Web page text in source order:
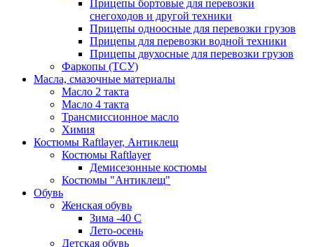
Прицепы бортовые для перевозки
снегоходов и другой техники
Прицепы одноосные для перевозки грузов
Прицепы для перевозки водной техники
Прицепы двухосные для перевозки грузов
Фаркопы (ТСУ)
Масла, смазочные материалы
Масло 2 такта
Масло 4 такта
Трансмиссионное масло
Химия
Костюмы Raftlayer, Антиклещ
Костюмы Raftlayer
Демисезонные костюмы
Костюмы "Антиклещ"
Обувь
Женская обувь
Зима -40 С
Лето-осень
Детская обувь